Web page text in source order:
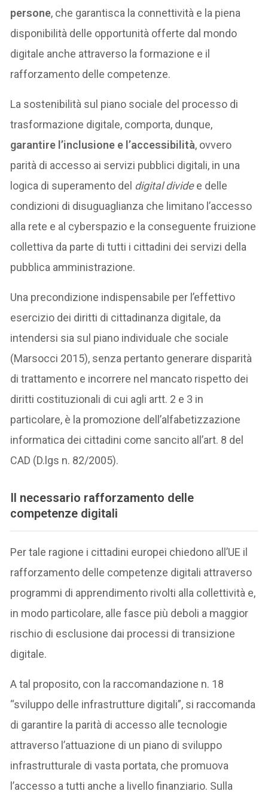
persone, che garantisca la connettività e la piena
disponibilità delle opportunità offerte dal mondo
digitale anche attraverso la formazione e il
rafforzamento delle competenze.
La sostenibilità sul piano sociale del processo di
trasformazione digitale, comporta, dunque,
garantire l’inclusione e l’accessibilità, ovvero
parità di accesso ai servizi pubblici digitali, in una
logica di superamento del digital dividee delle
condizioni di disuguaglianza che limitano l’accesso
alla rete e al cyberspazio e la conseguente fruizione
collettiva da parte di tutti i cittadini dei servizi della
pubblica amministrazione.
Una precondizione indispensabile per l’effettivo
esercizio dei diritti di cittadinanza digitale, da
intendersi sia sul piano individuale che sociale
(Marsocci 2015), senza pertanto generare disparità
di trattamento e incorrere nel mancato rispetto dei
diritti costituzionali di cui agli artt. 2 e 3 in
particolare, è la promozione dell’alfabetizzazione
informatica dei cittadini come sancito all’art. 8 del
CAD (D.lgs n. 82/2005).
Il necessario rafforzamento delle
competenze digitali
Per tale ragione i cittadini europei chiedono all’UE il
rafforzamento delle competenze digitali attraverso
programmi di apprendimento rivolti alla collettività e,
in modo particolare, alle fasce più deboli a maggior
rischio di esclusione dai processi di transizione
digitale.
A tal proposito, con la raccomandazione n. 18
“sviluppo delle infrastrutture digitali”, si raccomanda
di garantire la parità di accesso alle tecnologie
attraverso l’attuazione di un piano di sviluppo
infrastrutturale di vasta portata, che promuova
l’accesso a tutti anche a livello finanziario. Sulla